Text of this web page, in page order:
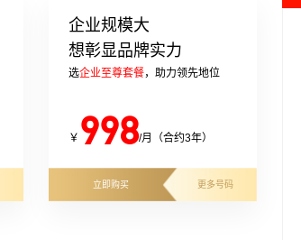
企业规模大
想彰显品牌实力
选企业至尊套餐，助力领先地位
￥ 998/月（合约3年）
立即购买 更多号码